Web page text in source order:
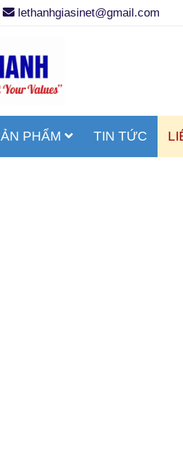
lethanhgiasinet@gmail.com
PHẨM TIN TỨC